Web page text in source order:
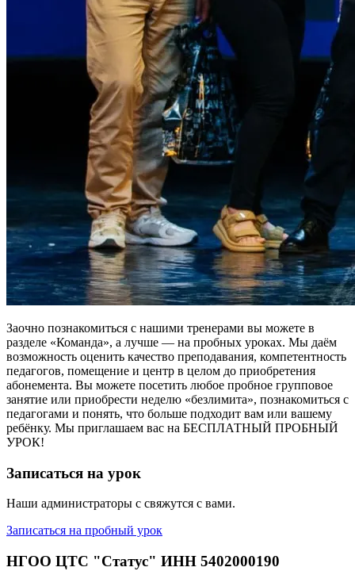
Заочно познакомиться с нашими тренерами вы можете в
разделе «Команда», а лучше — на пробных уроках. Мы даём
возможность оценить качество преподавания, компетентность
педагогов, помещение и центр в целом до приобретения
абонемента. Вы можете посетить любое пробное групповое
занятие или приобрести неделю «безлимита», познакомиться с
педагогами и понять, что больше подходит вам или вашему
ребёнку. Мы приглашаем вас на БЕСПЛАТНЫЙ ПРОБНЫЙ
УРОК!
Записаться на урок
Наши администраторы с свяжутся с вами.
Записаться на пробный урок
НГОО ЦТС "Статус" ИНН 5402000190